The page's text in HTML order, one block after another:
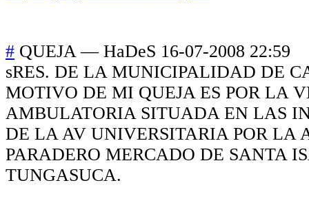
# QUEJA— HaDeS 16-07-2008 22:59
sRES. DE LA MUNICIPALIDAD DE
MOTIVO DE MI QUEJA ES POR LA
AMBULATORIA SITUADA EN LAS
DE LA AV UNIVERSITARIA POR LA
PARADERO MERCADO DE SANTA
TUNGASUCA.